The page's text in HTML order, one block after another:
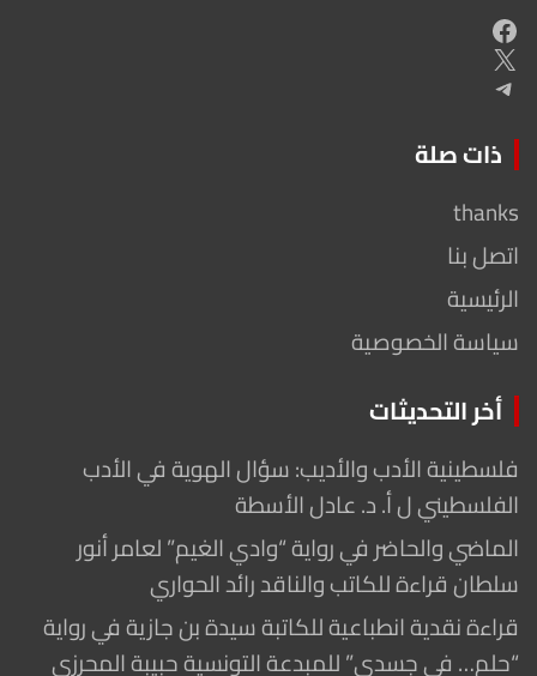
Facebook
X
Telegram
ذات صلة
thanks
اتصل بنا
الرئيسية
سياسة الخصوصية
أخر التحديثات
فلسطينية الأدب والأديب: سؤال الهوية في الأدب
الفلسطيني ل أ. د. عادل الأسطة
الماضي والحاضر في رواية “وادي الغيم” لعامر أنور
سلطان قراءة للكاتب والناقد رائد الحواري
قراءة نقدية انطباعية للكاتبة سيدة بن جازية في رواية
“حلم… في جسدي” للمبدعة التونسية حبيبة المحرزي